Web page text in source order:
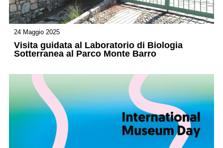
24 Maggio 2025
Visita guidata al Laboratorio di Biologia
Sotterranea al Parco Monte Barro